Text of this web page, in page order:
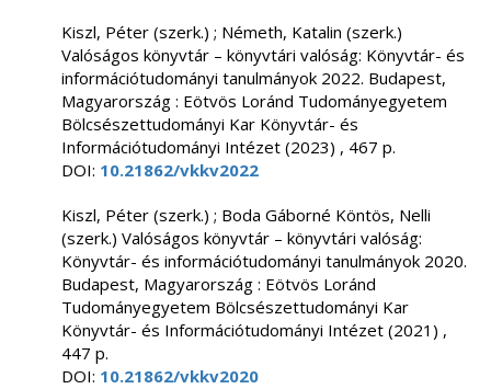
Kiszl, Péter (szerk.) ; Németh, Katalin (szerk.)
Valóságos könyvtár – könyvtári valóság: Könyvtár- és
információtudományi tanulmányok 2022. Budapest,
Magyarország : Eötvös Loránd Tudományegyetem
Bölcsészettudományi Kar Könyvtár- és
Információtudományi Intézet (2023) , 467 p.
DOI: 10.21862/vkkv2022
Kiszl, Péter (szerk.) ; Boda Gáborné Köntös, Nelli
(szerk.) Valóságos könyvtár – könyvtári valóság:
Könyvtár- és információtudományi tanulmányok 2020.
Budapest, Magyarország : Eötvös Loránd
Tudományegyetem Bölcsészettudományi Kar
Könyvtár- és Információtudományi Intézet (2021) ,
447 p.
DOI: 10.21862/vkkv2020